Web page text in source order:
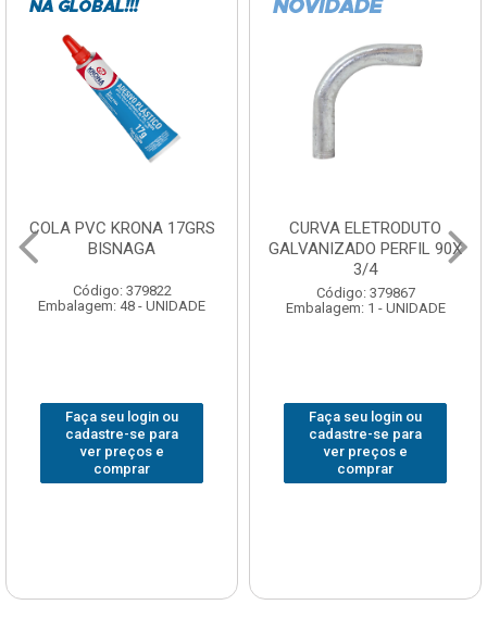
COLA PVC KRONA 17GRS
BISNAGA
Código: 379822
Embalagem: 48 - UNIDADE
Faça seu login ou
cadastre-se para
ver preços e
comprar
CURVA ELETRODUTO
GALVANIZADO PERFIL 90X
3/4
Código: 379867
Embalagem: 1 - UNIDADE
Faça seu login ou
cadastre-se para
ver preços e
comprar